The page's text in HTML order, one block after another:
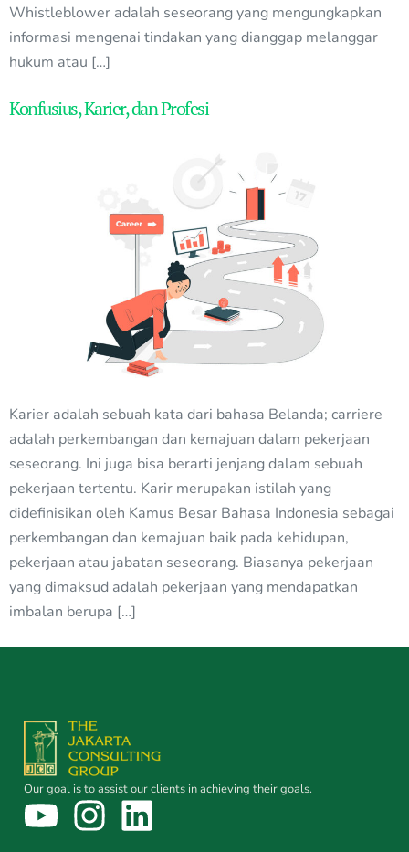
Whistleblower adalah seseorang yang mengungkapkan
informasi mengenai tindakan yang dianggap melanggar
hukum atau […]
Konfusius, Karier, dan Profesi
Karier adalah sebuah kata dari bahasa Belanda; carriere
adalah perkembangan dan kemajuan dalam pekerjaan
seseorang. Ini juga bisa berarti jenjang dalam sebuah
pekerjaan tertentu. Karir merupakan istilah yang
didefinisikan oleh Kamus Besar Bahasa Indonesia sebagai
perkembangan dan kemajuan baik pada kehidupan,
pekerjaan atau jabatan seseorang. Biasanya pekerjaan
yang dimaksud adalah pekerjaan yang mendapatkan
imbalan berupa […]
Our goal is to assist our clients in achieving their goals.